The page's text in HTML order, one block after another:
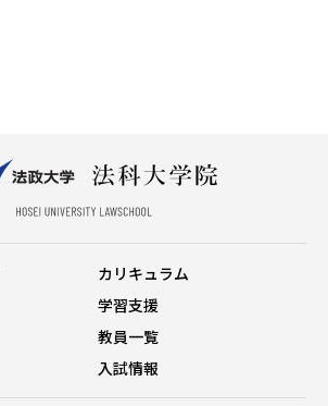
カリキュラム
学習支援
教員一覧
入試情報